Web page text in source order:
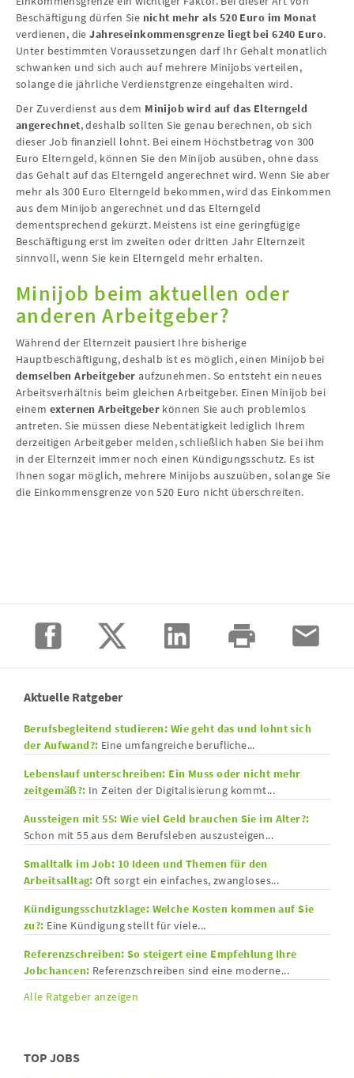
Beschäftigung dürfen Sie nicht mehr als 520 Euro im Monat
verdienen, die Jahreseinkommensgrenze liegt bei 6240 Euro.
Unter bestimmten Voraussetzungen darf Ihr Gehalt monatlich
schwanken und sich auch auf mehrere Minijobs verteilen,
solange die jährliche Verdienstgrenze eingehalten wird.
Der Zuverdienst aus dem Minijob wird auf das Elterngeld
angerechnet, deshalb sollten Sie genau berechnen, ob sich
dieser Job finanziell lohnt. Bei einem Höchstbetrag von 300
Euro Elterngeld, können Sie den Minijob ausüben, ohne dass
das Gehalt auf das Elterngeld angerechnet wird. Wenn Sie aber
mehr als 300 Euro Elterngeld bekommen, wird das Einkommen
aus dem Minijob angerechnet und das Elterngeld
dementsprechend gekürzt. Meistens ist eine geringfügige
Beschäftigung erst im zweiten oder dritten Jahr Elternzeit
sinnvoll, wenn Sie kein Elterngeld mehr erhalten.
Minijob beim aktuellen oder
anderen Arbeitgeber?
Während der Elternzeit pausiert Ihre bisherige
Hauptbeschäftigung, deshalb ist es möglich, einen Minijob bei
demselben Arbeitgeber aufzunehmen. So entsteht ein neues
Arbeitsverhältnis beim gleichen Arbeitgeber. Einen Minijob bei
einem externen Arbeitgeberkönnen Sie auch problemlos
antreten. Sie müssen diese Nebentätigkeit lediglich Ihrem
derzeitigen Arbeitgeber melden, schließlich haben Sie bei ihm
in der Elternzeit immer noch einen Kündigungsschutz. Es ist
Ihnen sogar möglich, mehrere Minijobs auszuüben, solange Sie
die Einkommensgrenze von 520 Euro nicht überschreiten.
Aktuelle Ratgeber
Berufsbegleitend studieren: Wie geht das und lohnt sich
der Aufwand?: Eine umfangreiche berufliche...
Lebenslauf unterschreiben: Ein Muss oder nicht mehr
zeitgemäß?: In Zeiten der Digitalisierung kommt...
Aussteigen mit 55: Wie viel Geld brauchen Sie im Alter?:
Schon mit 55 aus dem Berufsleben auszusteigen...
Smalltalk im Job: 10 Ideen und Themen für den
Arbeitsalltag: Oft sorgt ein einfaches, zwangloses...
Kündigungsschutzklage: Welche Kosten kommen auf Sie
zu?: Eine Kündigung stellt für viele...
Referenzschreiben: So steigert eine Empfehlung Ihre
Jobchancen: Referenzschreiben sind eine moderne...
Alle Ratgeber anzeigen
TOP JOBS